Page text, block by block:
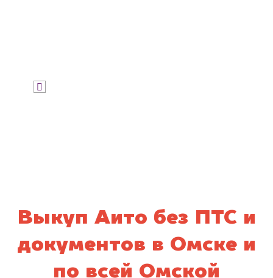
Выкуп Аито без ПТС и
документов в Омске и
по всей Омской